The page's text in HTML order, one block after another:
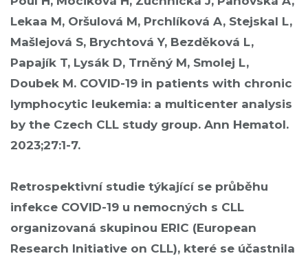
Lekaa M, Oršulová M, Prchlíková A, Stejskal L,
Mašlejová S, Brychtová Y, Bezděková L,
Papajík T, Lysák D, Trněný M, Smolej L,
Doubek M. COVID-19 in patients with chronic
lymphocytic leukemia: a multicenter analysis
by the Czech CLL study group. Ann Hematol.
2023;27:1-7.
Retrospektivní studie týkající se průběhu
infekce COVID-19 u nemocných s CLL
organizovaná skupinou ERIC (European
Research Initiative on CLL), které se účastnila